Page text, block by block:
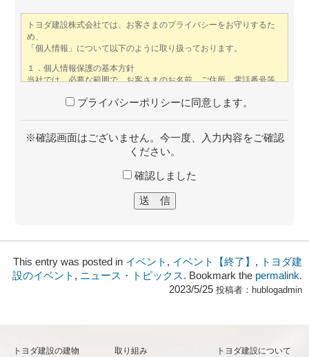
プライバシーポリシーに同意します。
※確認画面はございません。今一度、入力内容をご確認
ください。
確認しました
This entry was posted in イベント , イベント【終了】 ,
トヨダ建
設のイベント , ニュース・トピックス. Bookmark the permalink.
2023/5/25 投稿者： hublogadmin
トヨダ建設の建物 取り組み トヨダ建設について